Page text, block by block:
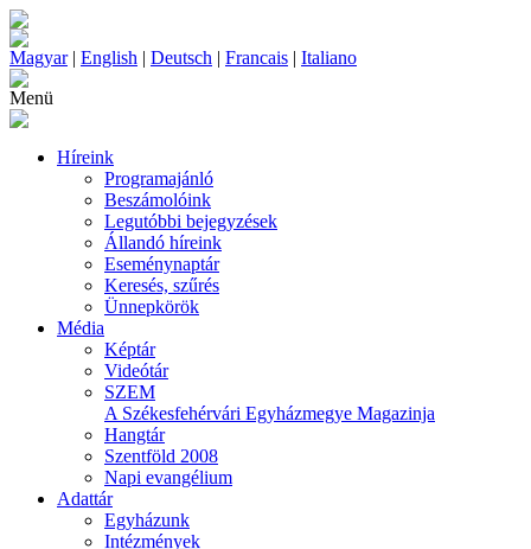
Magyar| English | Deutsch | Francais | Italiano
Menü
Híreink
Programajánló
Beszámolóink
Legutóbbi bejegyzések
Állandó híreink
Eseménynaptár
Keresés, szűrés
Ünnepkörök
Média
Képtár
Videótár
SZEM
A Székesfehérvári Egyházmegye Magazinja
Hangtár
Szentföld 2008
Napi evangélium
Adattár
Egyházunk
Intézmények